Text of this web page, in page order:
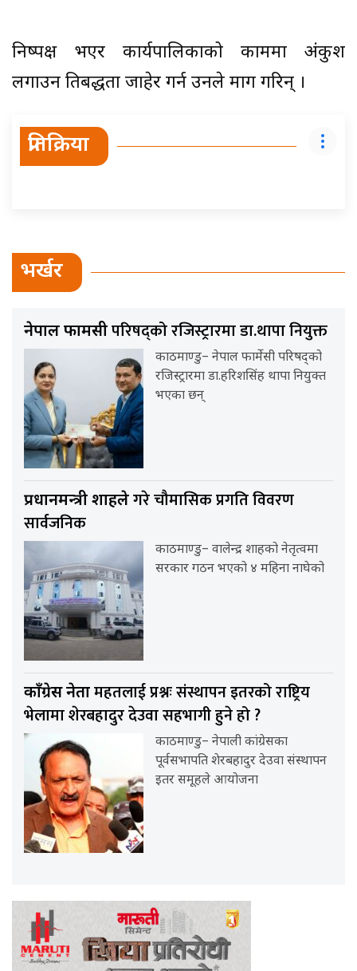
निष्पक्ष भएर कार्यपालिकाको काममा अंकुश
लगाउन प्रतिबद्धता जाहेर गर्न उनले माग गरिन् ।
प्रतिक्रिया
भर्खर
नेपाल फार्मेसीपरिषद्को रजिस्ट्रारमा डा.थापा नियुक्त
काठमाण्डु– नेपाल फार्मेसी परिषद्को
रजिस्ट्रारमा डा.हरिशसिंह थापा नियुक्त
भएका छन्
प्रधानमन्त्री शाहलेगरे चौमासिक प्रगति विवरण
सार्वजनिक
काठमाण्डु– वालेन्द्र शाहको नेतृत्वमा
सरकार गठन भएको ४ महिना नाघेको
काँग्रेस नेतामहतलाई प्रश्नः संस्थापन इतरको राष्ट्रिय
भेलामा शेरबहादुर देउवा सहभागी हुने हो ?
काठमाण्डु– नेपाली कांग्रेसका
पूर्वसभापति शेरबहादुर देउवा संस्थापन
इतर समूहले आयोजना